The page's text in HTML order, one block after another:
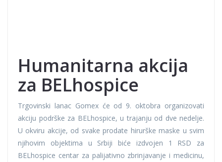
Humanitarna akcija
za BELhospice
Trgovinski lanac Gomex će od 9. oktobra organizovati
akciju podrške za BELhospice, u trajanju od dve nedelje.
U okviru akcije, od svake prodate hirurške maske u svim
njihovim objektima u Srbiji biće izdvojen 1 RSD za
BELhospice centar za palijativno zbrinjavanje i medicinu,